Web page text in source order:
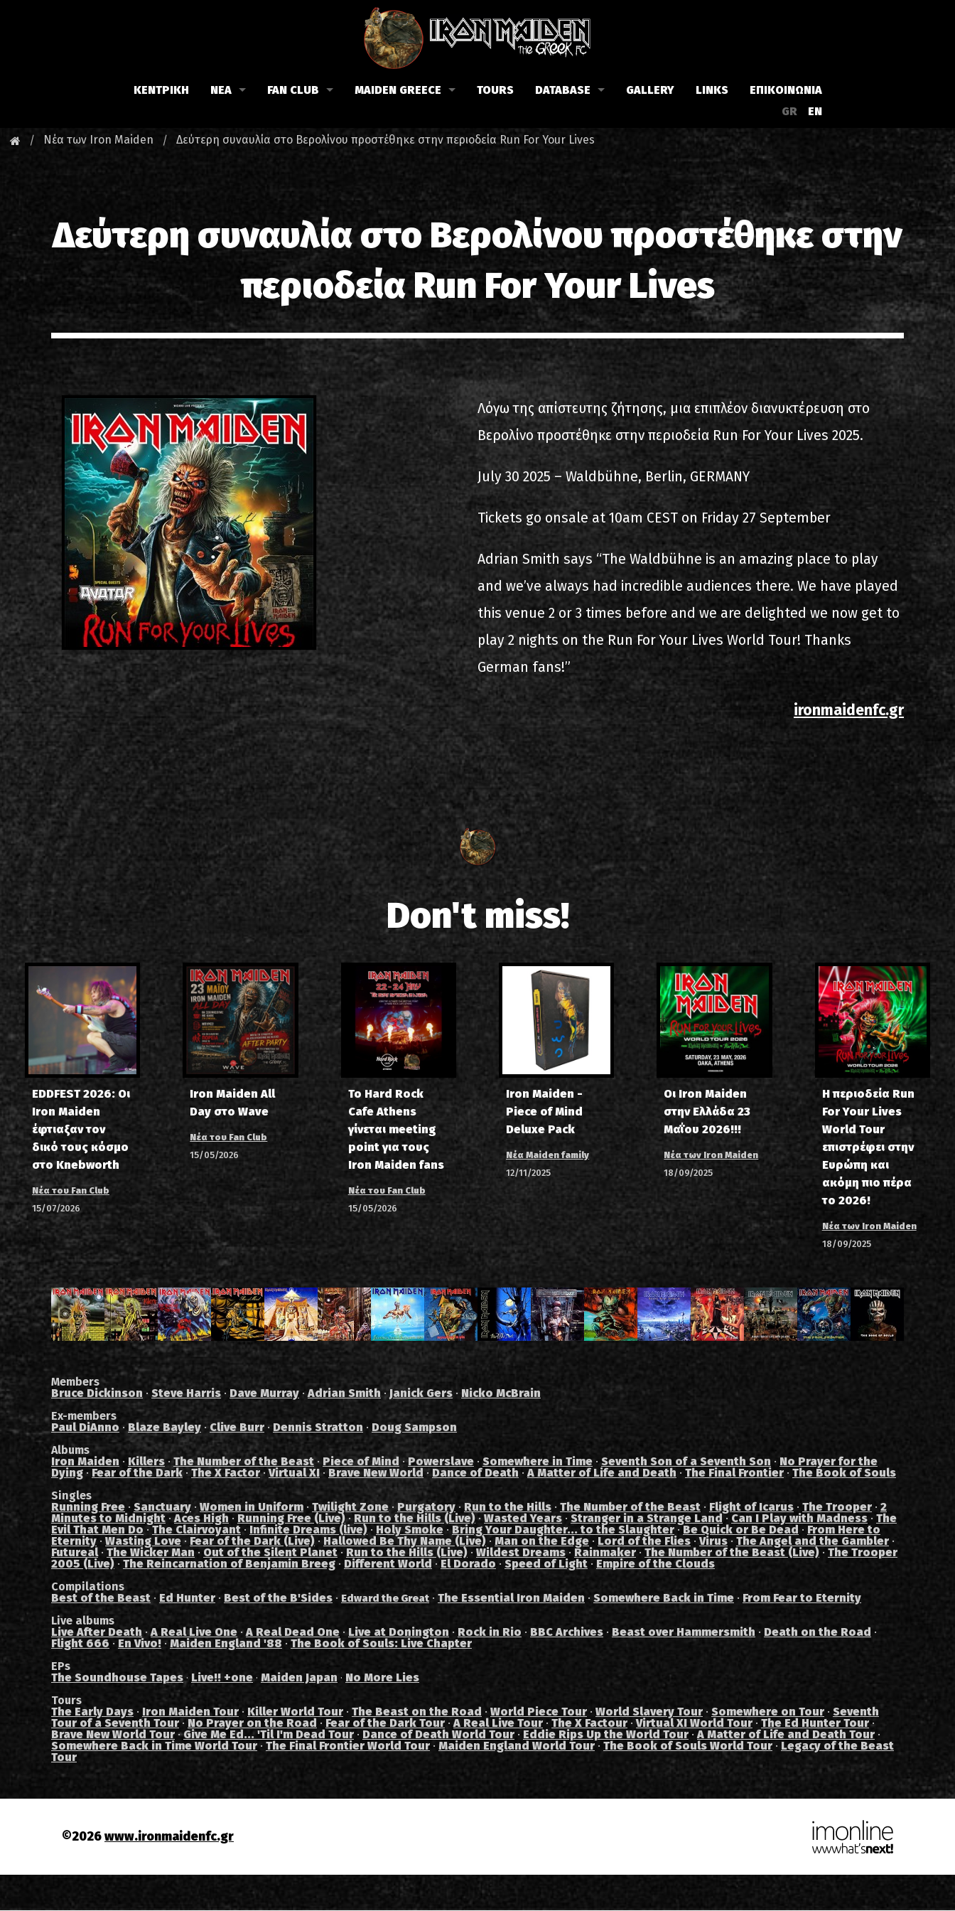
ΚΕΝΤΡΙΚΗ ΝΕΑ FAN CLUB
Νέα του Fan Club
MAIDEN GREECE
Λίστα τραγουδιών στην Ελλάδα
Φωτογραφίες στην Ελλάδα1988-09-13 Νέα Φιλαδέλφεια
1998-09-04 Λυκαβηττός
1999-10-01 Περιστέρι
2000-11-10 Άγιος Κοσμάς
2005-06-21 Μαλακάσα
2008-08-02 Μαλακάσα
2011-06-17 Μαλακάσα
2018-07-20 Μαλακάσα
2022-07-16 Ολυμπιακό Στάδιο
TOURS DATABASE
Singles
Συλλογές
Live
EPs
Κριτικές
Συνεντεύξεις
Αρθρογραφία
GALLERY LINKS
ΕΠΙΚΟΙΝΩΝΙΑ
GR
EN
Νέα των Iron Maiden Δεύτερη συναυλία στο Βερολίνου προστέθηκε στην περιοδεία Run For Your Lives
Δεύτερη συναυλία στο Βερολίνου προστέθηκε στην
περιοδεία Run For Your Lives
Λόγω της απίστευτης ζήτησης, μια επιπλέον διανυκτέρευση στο
Βερολίνο προστέθηκε στην περιοδεία Run For Your Lives 2025.
July 30 2025 – Waldbühne, Berlin, GERMANY
Tickets go onsale at 10am CEST on Friday 27 September
Adrian Smith says “The Waldbühne is an amazing place to play
and we’ve always had incredible audiences there. We have played
this venue 2 or 3 times before and we are delighted we now get to
play 2 nights on the Run For Your Lives World Tour! Thanks
German fans!”
ironmaidenfc.gr
Don't miss!
EDDFEST 2026: Οι
Iron Maiden
έφτιαξαν τον
δικό τους κόσμο
στο Knebworth
Νέα του Fan Club
15/07/2026
Iron Maiden All
Day στο Wave
Νέα του Fan Club
15/05/2026
Το Hard Rock
Cafe Athens
γίνεται meeting
point για τους
Iron Maiden fans
Νέα του Fan Club
15/05/2026
Iron Maiden -
Piece of Mind
Deluxe Pack
Νέα Maiden family
12/11/2025
Οι Iron Maiden
στην Ελλάδα 23
Μαΐου 2026!!!
Νέα των Iron Maiden
18/09/2025
Η περιοδεία Run
For Your Lives
World Tour
επιστρέφει στην
Ευρώπη και
ακόμη πιο πέρα
το 2026!
Νέα των Iron Maiden
18/09/2025
Members
Bruce Dickinson · Steve Harris · Dave Murray ·Adrian Smith·Janick Gers · Nicko McBrain
Ex-members
Paul DiAnno · Blaze Bayley · Clive Burr · Dennis Stratton · Doug Sampson
Albums
Iron Maiden · Killers· The Number of the Beast· Piece of Mind ·Powerslave · Somewhere in Time · Seventh Son of a Seventh Son · No Prayer for the
Dying · Fear of the Dark · The X Factor·Virtual XI · Brave New World · Dance of Death ·A Matter of Life and Death · The Final Frontier · The Book of Souls
Singles
Running Free · Sanctuary · Women in Uniform · Twilight Zone · Purgatory · Run to the Hills · The Number of the Beast · Flight of Icarus · The Trooper · 2
Minutes to Midnight ·Aces High · Running Free (Live) · Run to the Hills (Live) · Wasted Years · Stranger in a Strange Land · Can I Play with Madness · The
Evil That Men Do · The Clairvoyant· Infinite Dreams (live) · Holy Smoke · Bring Your Daughter... to the Slaughter · Be Quick or Be Dead · From Here to
Eternity · Wasting Love · Fear of the Dark (Live) · Hallowed Be Thy Name (Live) · Man on the Edge · Lord of the Flies ·Virus · The Angel and the Gambler ·
Futureal· The Wicker Man · Out of the Silent Planet · Run to the Hills (Live) · Wildest Dreams · Rainmaker · The Number of the Beast (Live) · The Trooper
2005 (Live) · The Reincarnation of Benjamin Breeg · Different World · El Dorado · Speed of Light · Empire of the Clouds
Compilations
Best of the Beast · Ed Hunter · Best of the B'Sides · Edward the Great · The Essential Iron Maiden · Somewhere Back in Time · From Fear to Eternity
Live albums
Live After Death ·A Real Live One ·A Real Dead One · Live at Donington · Rock in Rio · BBC Archives · Beast over Hammersmith · Death on the Road ·
Flight 666 · En Vivo! · Maiden England '88 · The Book of Souls: Live Chapter
EPs
The Soundhouse Tapes · Live!! +one· Maiden Japan · No More Lies
Tours
The Early Days · Iron Maiden Tour · Killer World Tour · The Beast on the Road · World Piece Tour · World Slavery Tour · Somewhere on Tour · Seventh
Tour of a Seventh Tour · No Prayer on the Road · Fear of the Dark Tour ·A Real Live Tour · The X Factour ·Virtual XI World Tour · The Ed Hunter Tour·
Brave New World Tour ·Give Me Ed... 'Til I'm Dead Tour · Dance of Death World Tour · Eddie Rips Up the World Tour ·A Matter of Life and Death Tour ·
Somewhere Back in Time World Tour · The Final Frontier World Tour · Maiden England World Tour · The Book of Souls World Tour · Legacy of the Beast
Tour
©2026www.ironmaidenfc.gr